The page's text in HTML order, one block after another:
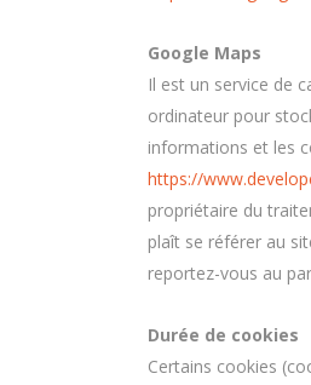
Google Maps
Il est un service de
ordinateur pour
informations et les
https://
propriétaire du
plaît se référer au
reportez-vous au
Durée de cookies
Certains cookies